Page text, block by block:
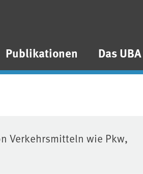
Publikationen Das UBA
Verkehrsmitteln wie Pkw,